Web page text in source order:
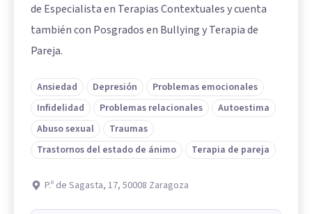
de Especialista en Terapias Contextuales y cuenta
también con Posgrados en Bullying y Terapia de
Pareja.
Ansiedad Depresión
Problemas emocionales
Infidelidad
Problemas relacionales
Autoestima
Abuso sexual
Traumas
Trastornos del estado de ánimo
Terapia de pareja
P.º de Sagasta, 17, 50008 Zaragoza